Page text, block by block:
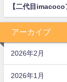
【二代目imacoco
アーカイブ
2026年2月
2026年1月